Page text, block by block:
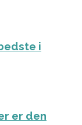
i
er den